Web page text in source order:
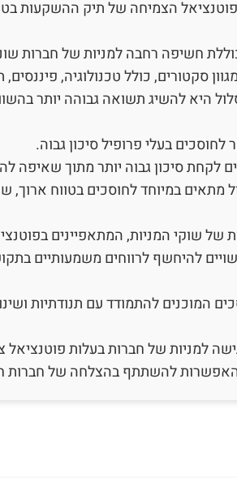
הצמיחה של תיק ההשקעות
חשיפה רחבה למניות של חברות
סקטורים, כולל טכנולוגיה,
היא להשיג תשואה גבוהה יותר
בעלי פרופיל סיכון גבוה.
לקחת סיכון גבוה יותר מתוך
מתאים במיוחד לחוסכים בטווח ארוך,
של שוקי המניות, המתאפיינים
להיחשף לרווחים משמעותיים
המוכנים להתמודד עם תנודתיות
למניות של חברות בעלות פוטנציאל
להשתתף בהצלחה של חברות